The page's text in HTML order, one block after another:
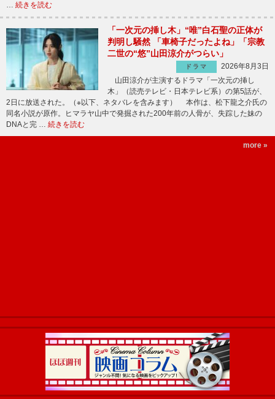
… 続きを読む
「一次元の挿し木」“唯”白石聖の正体が
判明し騒然 「車椅子だったよね」「宗教
二世の“悠”山田涼介がつらい」
ドラマ
2026年8月3日
山田涼介が主演するドラマ「一次元の挿し
木」（読売テレビ・日本テレビ系）の第5話が、
2日に放送された。（※以下、ネタバレを含みます） 本作は、松下龍之介氏の
同名小説が原作。ヒマラヤ山中で発掘された200年前の人骨が、失踪した妹の
DNAと完 … 続きを読む
more »